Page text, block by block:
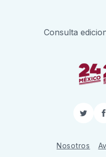
Consulta
Twitter
Nosotros